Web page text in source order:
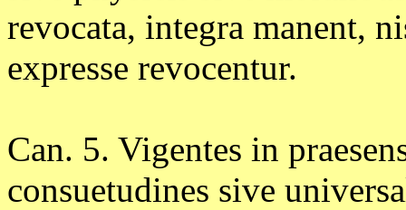
revocata, integra manent,
expresse revocentur.
Can. 5. Vigentes in
consuetudines sive